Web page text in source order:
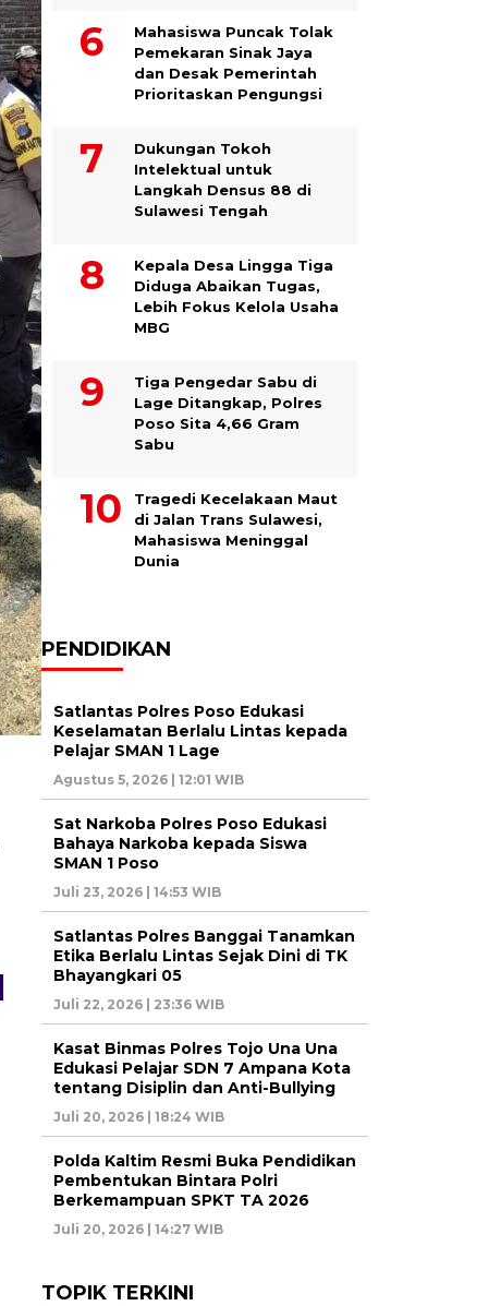
Mahasiswa Puncak Tolak
Pemekaran Sinak Jaya
dan Desak Pemerintah
Prioritaskan Pengungsi
Dukungan Tokoh
Intelektual untuk
Langkah Densus 88 di
Sulawesi Tengah
Kepala Desa Lingga Tiga
Diduga Abaikan Tugas,
Lebih Fokus Kelola Usaha
MBG
Tiga Pengedar Sabu di
Lage Ditangkap, Polres
Poso Sita 4,66 Gram
Sabu
Tragedi Kecelakaan Maut
di Jalan Trans Sulawesi,
Mahasiswa Meninggal
Dunia
PENDIDIKAN
Satlantas Polres Poso Edukasi
Keselamatan Berlalu Lintas kepada
Pelajar SMAN 1 Lage
Agustus 5, 2026 | 12:01 WIB
Sat Narkoba Polres Poso Edukasi
Bahaya Narkoba kepada Siswa
SMAN 1 Poso
Juli 23, 2026 | 14:53 WIB
Satlantas Polres Banggai Tanamkan
Etika Berlalu Lintas Sejak Dini di TK
Bhayangkari 05
Juli 22, 2026 | 23:36 WIB
Kasat Binmas Polres Tojo Una Una
Edukasi Pelajar SDN 7 Ampana Kota
tentang Disiplin dan Anti-Bullying
Juli 20, 2026 | 18:24 WIB
Polda Kaltim Resmi Buka Pendidikan
Pembentukan Bintara Polri
Berkemampuan SPKT TA 2026
Juli 20, 2026 | 14:27 WIB
TOPIK TERKINI